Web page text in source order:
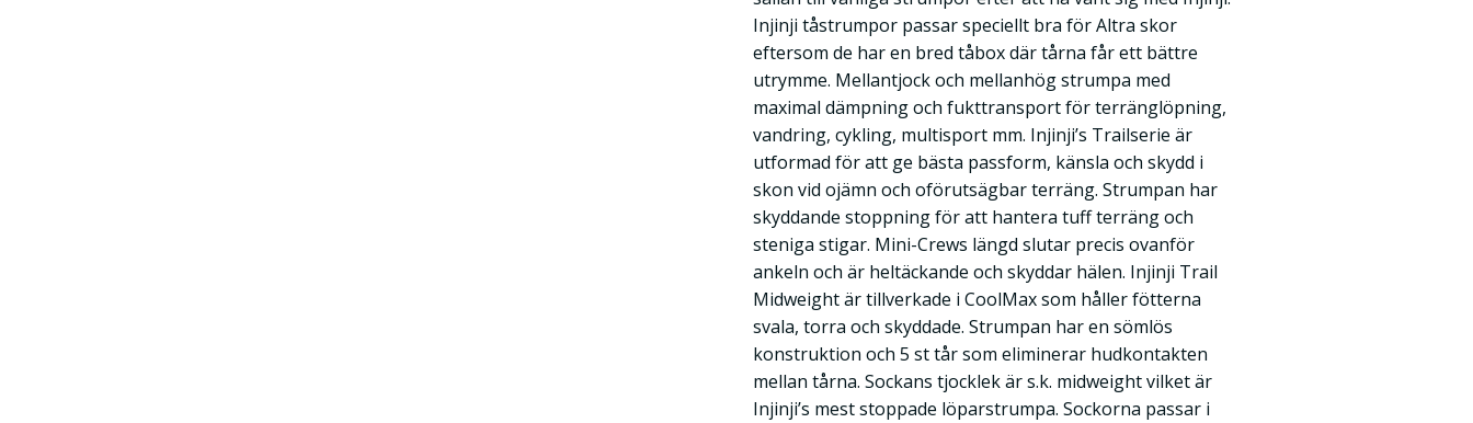
Injinji tåstrumpor passar speciellt bra för Altra skor
eftersom de har en bred tåbox där tårna får ett bättre
utrymme. Mellantjock och mellanhög strumpa med
maximal dämpning och fukttransport för terränglöpning,
vandring, cykling, multisport mm. Injinji’s Trailserie är
utformad för att ge bästa passform, känsla och skydd i
skon vid ojämn och oförutsägbar terräng. Strumpan har
skyddande stoppning för att hantera tuff terräng och
steniga stigar. Mini-Crews längd slutar precis ovanför
ankeln och är heltäckande och skyddar hälen. Injinji Trail
Midweight är tillverkade i CoolMax som håller fötterna
svala, torra och skyddade. Strumpan har en sömlös
konstruktion och 5 st tår som eliminerar hudkontakten
mellan tårna. Sockans tjocklek är s.k. midweight vilket är
Injinji’s mest stoppade löparstrumpa. Sockorna passar i